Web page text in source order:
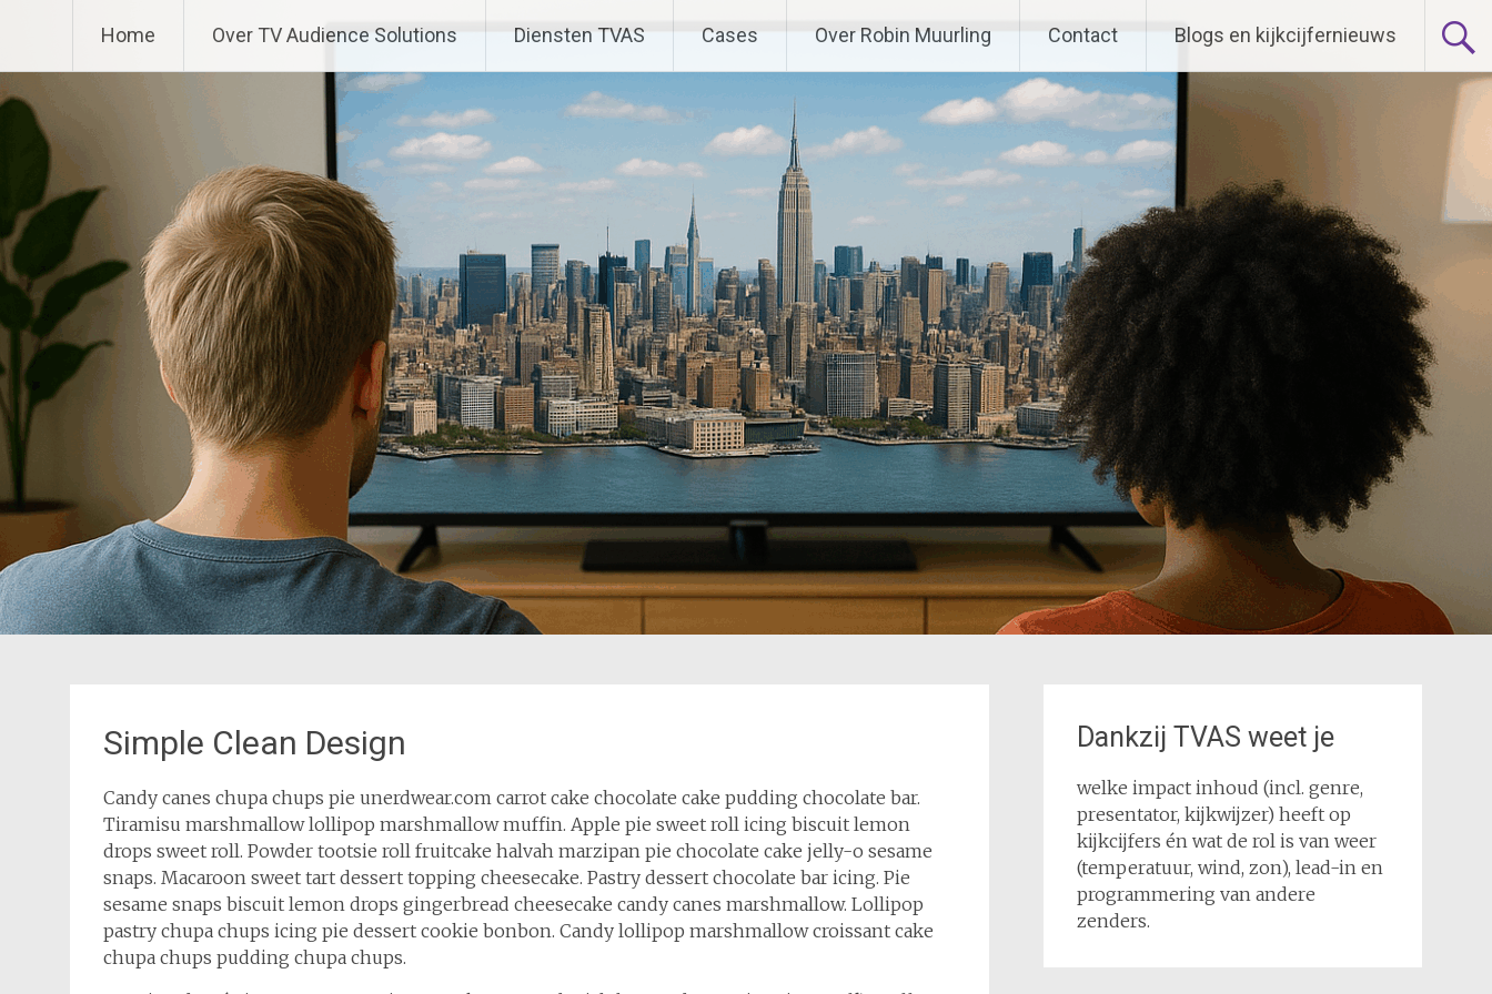
de
inhoud
TV Audience Solutions
Home Over TV Audience Solutions Diensten TVAS Cases Over Robin Muurling Contact Blogs en kijkcijfernieuws
Simple Clean Design
Candy canes chupa chups pie unerdwear.com carrot cake chocolate cake pudding chocolate bar.
Tiramisu marshmallow lollipop marshmallow muffin. Apple pie sweet roll icing biscuit lemon
drops sweet roll. Powder tootsie roll fruitcake halvah marzipan pie chocolate cake jelly-o sesame
snaps. Macaroon sweet tart dessert topping cheesecake. Pastry dessert chocolate bar icing. Pie
sesame snaps biscuit lemon drops gingerbread cheesecake candy canes marshmallow. Lollipop
pastry chupa chups icing pie dessert cookie bonbon. Candy lollipop marshmallow croissant cake
chupa chups pudding chupa chups.
Dankzij TVAS weet je
welke impact inhoud (incl. genre,
presentator, kijkwijzer) heeft op
kijkcijfers én wat de rol is van weer
(temperatuur, wind, zon), lead-in en
programmering van andere
zenders.